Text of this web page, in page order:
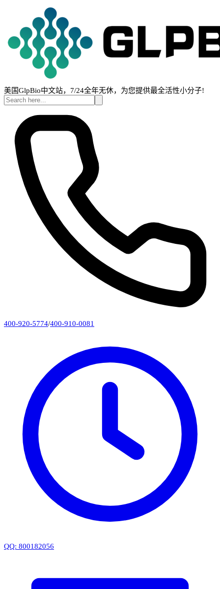
美国GlpBio中文站，7/24全年无休，为您提供最全活性小分子!
400-920-5774/400-910-0081
QQ: 800182056